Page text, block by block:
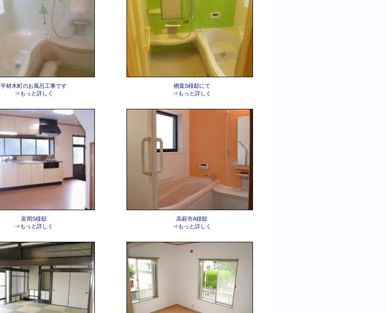
平材木町のお風呂工事です
⇒もっと詳しく
楢葉S様邸にて
⇒もっと詳しく
富岡S様邸
⇒もっと詳しく
高萩市A様邸
⇒もっと詳しく